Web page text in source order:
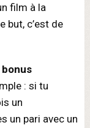
film à la
but, c’est de
bonus
: si tu
un
un pari avec un